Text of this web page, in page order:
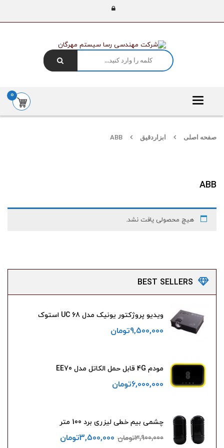
Toggle
0
صفحه اصلی ابزاردقیق ABB
BEST SELLERS
ویدیو پروژکتور یونیک مدل UC 68 استوک
9,500,000تومان
مودم 4G قابل حمل الکاتل مدل EE70
6,000,000تومان
چشمی بیم خطی لیزری برد 100 متر
3,900,000تومان 3,500,000تومان
ABB
هیچ محصولی یافت نشد.